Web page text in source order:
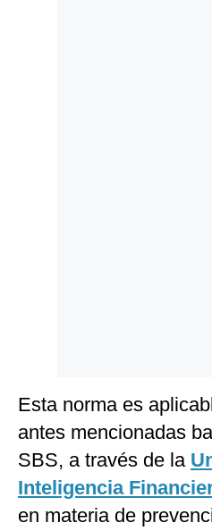
Esta norma es
antes mencionadas
SBS, a través de la
Inteligencia
en materia de